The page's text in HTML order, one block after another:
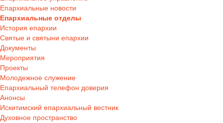
Епархиальные новости
Епархиальные отделы
История епархии
Святые и святыни епархии
Документы
Мероприятия
Проекты
Молодежное служение
Епархиальный телефон доверия
Анонсы
Искитимский епархиальный вестник
Духовное пространство